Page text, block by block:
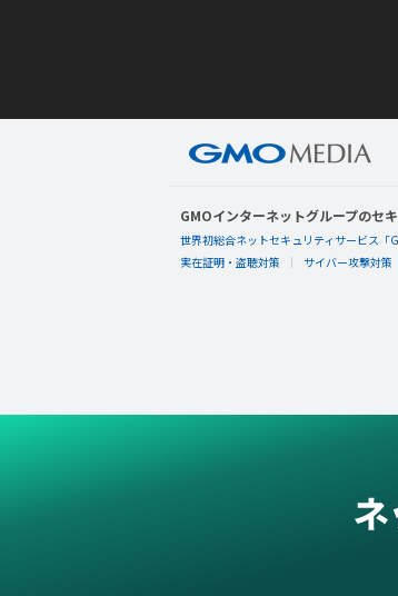
GMOインターネットグループのセ
世界初総合ネットセキュリティサービス「
実在証明・盗聴対策
サイバー攻撃対策